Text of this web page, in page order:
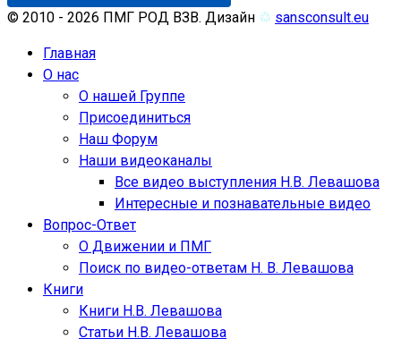
© 2010 - 2026 ПМГ РОД ВЗВ. Дизайн ♲ sansconsult.eu
Главная
О нас
О нашей Группе
Присоединиться
Наш Форум
Наши видеоканалы
Все видео выступления Н.В. Левашова
Интересные и познавательные видео
Вопрос-Ответ
О Движении и ПМГ
Поиск по видео-ответам Н. В. Левашова
Книги
Книги Н.В. Левашова
Статьи Н.В. Левашова